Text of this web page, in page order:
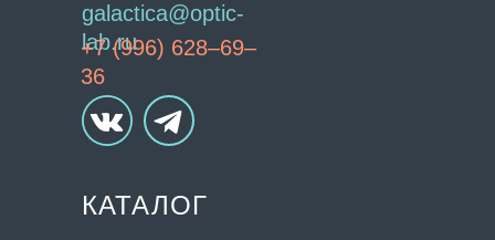
galactica@optic-
lab.ru
+7 (996) 628–69–
36
КАТАЛОГ